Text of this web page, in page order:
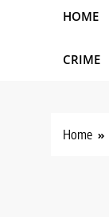
HOME
CRIME
Home